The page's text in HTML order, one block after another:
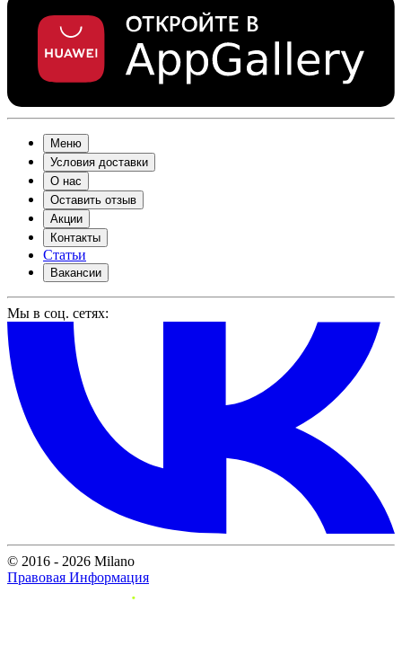
Меню
Условия доставки
О нас
Оставить отзыв
Акции
Контакты
Статьи
Вакансии
Мы в соц. сетях:
© 2016 - 2026 Milano
Правовая Информация